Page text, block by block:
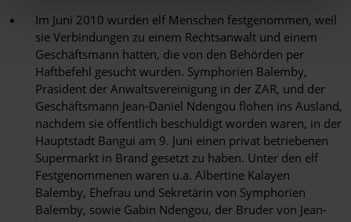
Im Juni 2010 wurden elf Menschen festgenommen, weil
sie Verbindungen zu einem Rechtsanwalt und einem
Geschäftsmann hatten, die von den Behörden per
Haftbefehl gesucht wurden. Symphorien Balemby,
Präsident der Anwaltsvereinigung in der ZAR, und der
Geschäftsmann Jean-Daniel Ndengou flohen ins Ausland,
nachdem sie öffentlich beschuldigt worden waren, in der
Hauptstadt Bangui am 9. Juni einen privat betriebenen
Supermarkt in Brand gesetzt zu haben. Unter den elf
Festgenommenen waren u.a. Albertine Kalayen
Balemby, Ehefrau und Sekretärin von Symphorien
Balemby, sowie Gabin Ndengou, der Bruder von Jean-